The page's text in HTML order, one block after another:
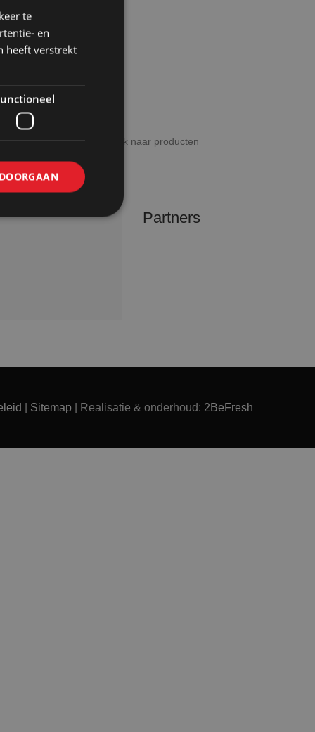
Partners
Sitemap| Realisatie & onderhoud: 2BeFresh
te
en
heeft verstrekt